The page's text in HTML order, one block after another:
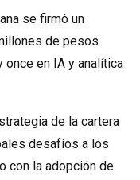
se firmó un
de pesos
en IA y analítica
de la cartera
desafíos a los
con la adopción de